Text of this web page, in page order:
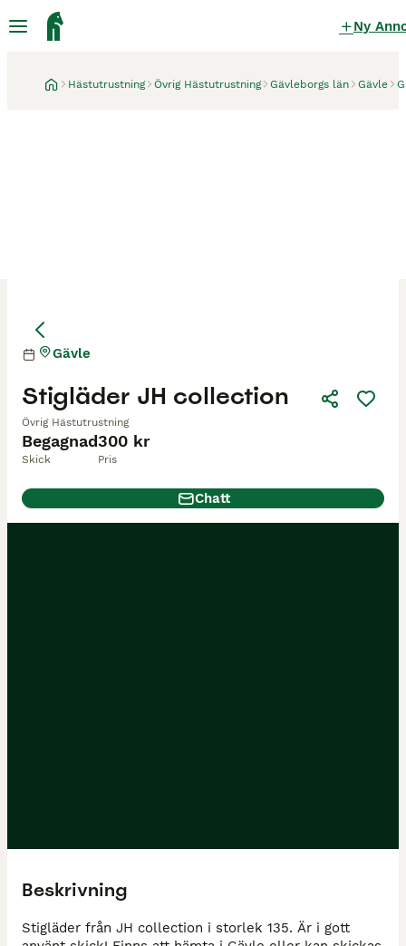
Ny
Hästutrustning Övrig Hästutrustning Gävleborgs län Gävle
Begagnad
Skick
300 kr
Pris
Stigläder JH collection
Övrig Hästutrustning
Gävle
Chatt
Beskrivning
Stigläder från JH collection i storlek 135. Är i gott